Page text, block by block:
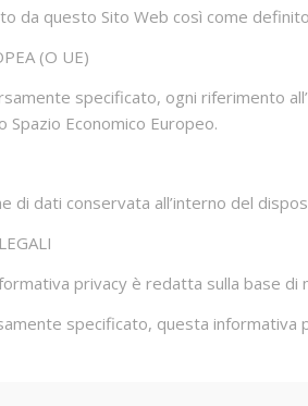
da questo Sito Web così come
(O UE)
specificato, ogni riferimento
Spazio Economico Europeo.
di dati conservata all’interno del
privacy è redatta sulla base
specificato, questa informativa